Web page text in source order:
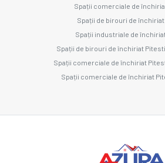
Spații comerciale de
Spații de birouri de
Spații industriale de
Spații de birouri de închiriat
Spații comerciale de închiriat
Spații comerciale de închiriat